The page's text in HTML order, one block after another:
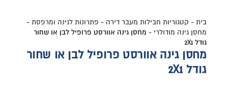
בית - קטגוריות חבילות מעבר דירה - פתרונות לגינה ומרפסת -
מחסן גינה מודולרי - מחסן גינה אוורסט פרופיל לבן או שחור
גודל 2X1
מחסן גינה אוורסט פרופיל לבן או שחור
גודל 2X1